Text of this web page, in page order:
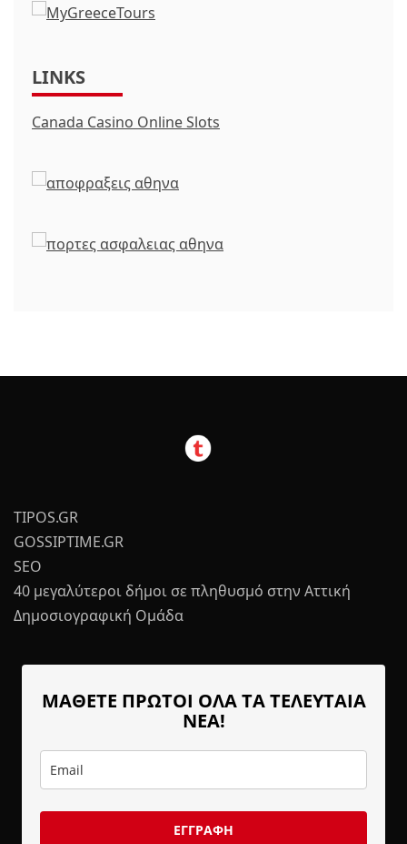
LINKS
Canada Casino Online Slots
TIPOS.GR
GOSSIPTIME.GR
SEO
40 μεγαλύτεροι δήμοι σε πληθυσμό στην Αττική
Δημοσιογραφική Ομάδα
ΜΑΘΕΤΕ ΠΡΩΤΟΙ ΟΛΑ ΤΑ ΤΕΛΕΥΤΑΙΑ
ΝΕΑ!
ΕΓΓΡΑΦΗ